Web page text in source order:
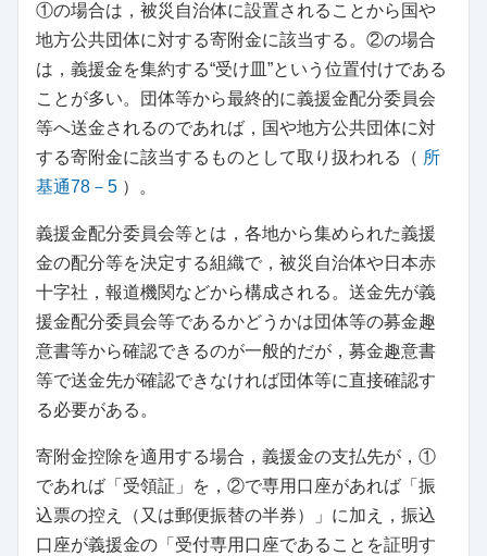
①の場合は，被災自治体に設置されることから国や
地方公共団体に対する寄附金に該当する。②の場合
は，義援金を集約する“受け皿”という位置付けである
ことが多い。団体等から最終的に義援金配分委員会
等へ送金されるのであれば，国や地方公共団体に対
する寄附金に該当するものとして取り扱われる（ 所
基通78－5 ）。
義援金配分委員会等とは，各地から集められた義援
金の配分等を決定する組織で，被災自治体や日本赤
十字社，報道機関などから構成される。送金先が義
援金配分委員会等であるかどうかは団体等の募金趣
意書等から確認できるのが一般的だが，募金趣意書
等で送金先が確認できなければ団体等に直接確認す
る必要がある。
寄附金控除を適用する場合，義援金の支払先が，①
であれば「受領証」を，②で専用口座があれば「振
込票の控え（又は郵便振替の半券）」に加え，振込
口座が義援金の「受付専用口座であることを証明す